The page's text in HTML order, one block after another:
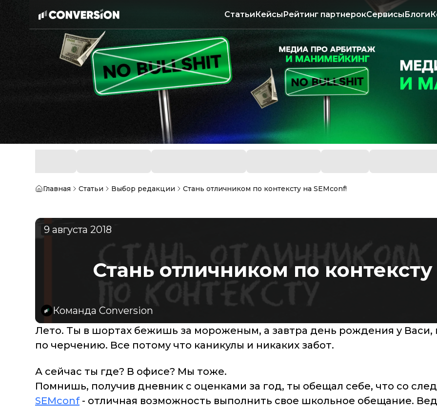
СтатьиКейсыРейтинг партнерокСервисыБлоги
Главная Статьи Выбор редакции Стань отличником по контексту на SEMconf!
9 августа 2018
Стань отличником по
Команда Conversion
Лето. Ты в шортах бежишь за мороженым, а завтра день рождения у Васи,
по черчению. Все потому что каникулы и никаких забот.
А сейчас ты где? В офисе? Мы тоже.
Помнишь, получив дневник с оценками за год, ты обещал себе, что со
SEMconf- отличная возможность выполнить свое школьное обещание.